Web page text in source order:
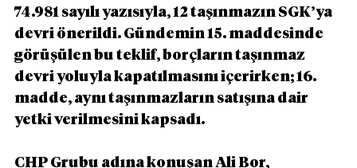
74.981 sayılı yazısıyla, 12 taşınmazın SGK’ya
devri önerildi. Gündemin 15. maddesinde
görüşülen bu teklif, borçların taşınmaz
devri yoluyla kapatılmasını içerirken; 16.
madde, aynı taşınmazların satışına dair
yetki verilmesini kapsadı.
CHP Grubu adına konuşan Ali Bor,